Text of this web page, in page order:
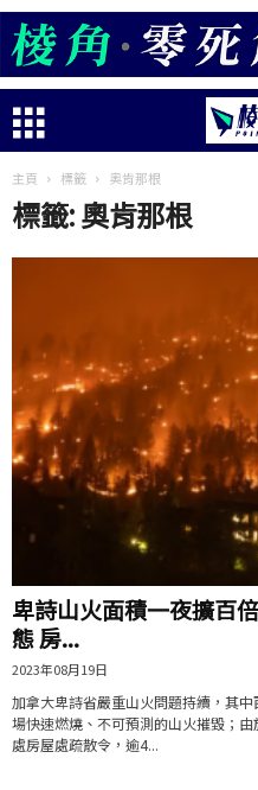
主頁 標籤 奧肯那根
標籤: 奧肯那根
卑詩山火面積一夜擴百
態 房...
2023年08月19日
加拿大卑詩省嚴重山火問題持續，其
場快速燃燒、不可預測的山火摧毀；
處房屋處疏散令，逾4...